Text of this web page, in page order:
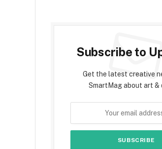
Subscribe to
Get the latest creative
SmartMag about art &